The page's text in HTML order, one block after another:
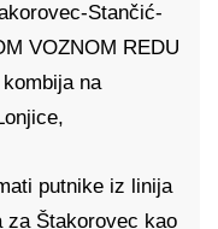
Stančić-
VOZNOM REDU
na
putnike iz linija
za Štakorovec kao